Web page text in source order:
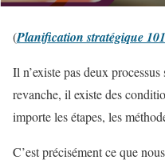
(Planification stratégique 101
Il n’existe pas deux
revanche, il existe des
importe les étapes, les
C’est précisément ce que